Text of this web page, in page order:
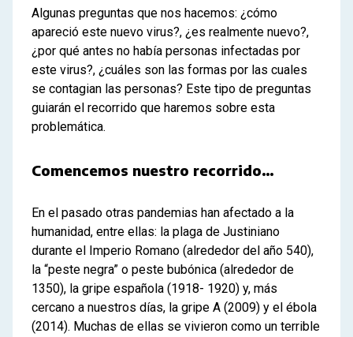
Algunas preguntas que nos hacemos: ¿cómo
apareció este nuevo virus?, ¿es realmente nuevo?,
¿por qué antes no había personas infectadas por
este virus?, ¿cuáles son las formas por las cuales
se contagian las personas? Este tipo de preguntas
guiarán el recorrido que haremos sobre esta
problemática.
Comencemos nuestro recorrido…
En el pasado otras pandemias han afectado a la
humanidad, entre ellas: la plaga de Justiniano
durante el Imperio Romano (alrededor del año 540),
la “peste negra” o peste bubónica (alrededor de
1350), la gripe española (1918- 1920) y, más
cercano a nuestros días, la gripe A (2009) y el ébola
(2014). Muchas de ellas se vivieron como un terrible